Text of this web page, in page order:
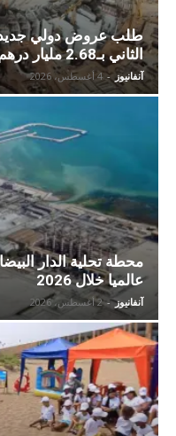
طلب عروض دولي جديد
الثاني بـ2.68 مليار درهم
آنفانيوز - 4 أغسطس، 2026
محطة تحلية الدار
عالميا خلال 2026
آنفانيوز - 2 أغسطس، 2026